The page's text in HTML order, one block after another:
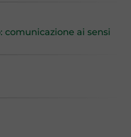
comunicazione ai sensi